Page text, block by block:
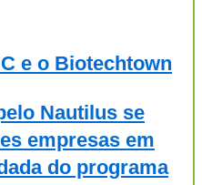
e o Biotechtown
Nautilus se
empresas em
do programa